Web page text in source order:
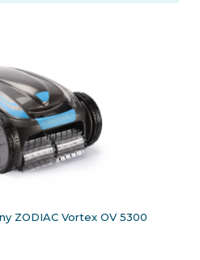
ZODIAC Vortex OV 5300